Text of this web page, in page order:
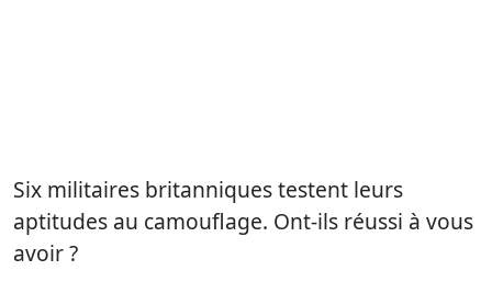
Six militaires britanniques testent leurs
aptitudes au camouflage. Ont-ils réussi à vous
avoir ?